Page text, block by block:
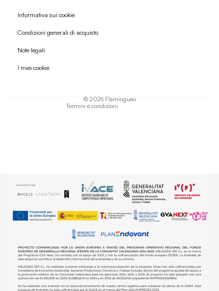
Informativa sui cookie
Condizioni generali di acquisto
Note legali
I miei cookie
© 2026 Flamingueo
Termini e condizioni
Politica di rimborso